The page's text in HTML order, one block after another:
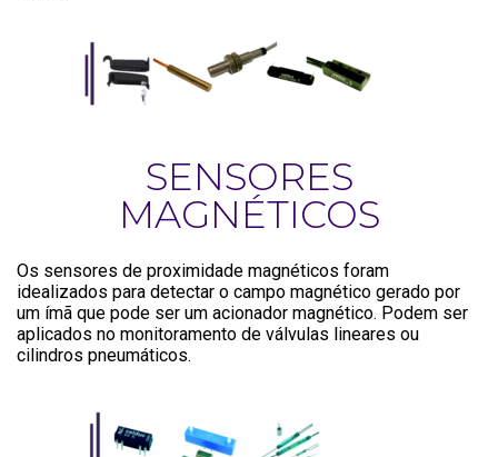
SENSORES
MAGNÉTICOS
Os sensores de proximidade magnéticos foram
idealizados para detectar o campo magnético gerado por
um ímã que pode ser um acionador magnético. Podem ser
aplicados no monitoramento de válvulas lineares ou
cilindros pneumáticos.